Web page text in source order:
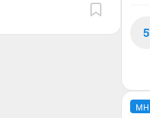
5